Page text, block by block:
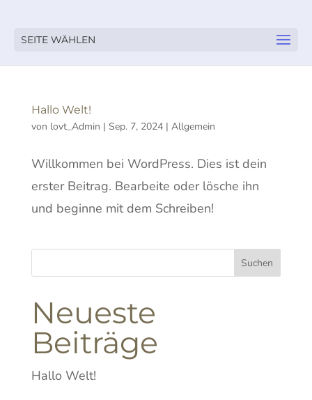
SEITE WÄHLEN
Hallo Welt!
von lovt_Admin | Sep. 7, 2024| Allgemein
Willkommen bei WordPress. Dies ist dein
erster Beitrag. Bearbeite oder lösche ihn
und beginne mit dem Schreiben!
Suchen
Neueste
Beiträge
Hallo Welt!